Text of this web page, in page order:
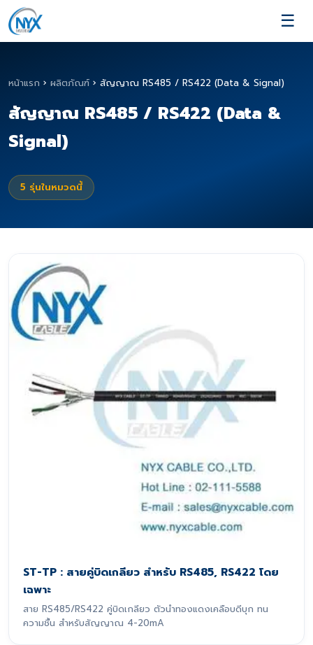
☰
หน้าแรก › ผลิตภัณฑ์ › สัญญาณ RS485 / RS422 (Data & Signal)
สัญญาณ RS485 / RS422 (Data &
Signal)
5 รุ่นในหมวดนี้
ST-TP : สายคู่บิดเกลียว สำหรับ RS485, RS422 โดย
เฉพาะ
สาย RS485/RS422 คู่บิดเกลียว ตัวนำทองแดงเคลือบดีบุก ทน
ความชื้น สำหรับสัญญาณ 4-20mA